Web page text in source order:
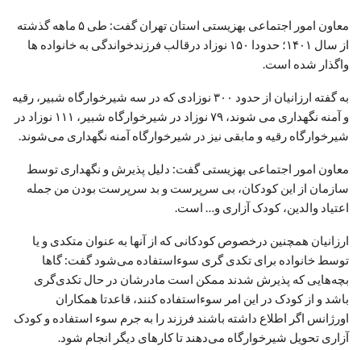
معاون امور اجتماعی بهزیستی استان تهران گفت: طی ۵ ماهه گذشته
از سال ۱۴۰۱؛ حدودا ۱۵۰ نوزاد درقالب فرزندخواندگی به خانواده ها
واگذار شده است.
به گفته ارزانیان از حدود ۳۰۰ نوزادی که در سه شیرخوارگاه شبیر، رقیه
و آمنه نگهداری می شوند، ۷۹ نوزاد در شیرخوارگاه شبیر، ۱۱۱ نوزاد در
شیرخوارگاه رقیه و مابقی نیز در شیرخوارگاه آمنه نگهداری می‌شوند.
معاون امور اجتماعی بهزیستی گفت: دلیل پذیرش و نگهداری توسط
سازمان از این کودکان، بی سرپرست و بد سرپرست بودن من جمله
اعتیاد والدین، کودک آزاری و… است.
ارزانیان همچنین درخصوص کودکانی که از آنها به عنوان متکدی و یا
توسط خانواده برای تکدی گری سوءاستفاده می‌شود گفت: گاها
بچه‌هایی که پذیرش شدند ممکن است مادرشان در حال تکدی‌گری
باشد و از کودک در این امر سوء‌استفاده کنند، قاعدتا همکاران
اورژانس اگر اطلاع داشته باشند فرزند را به جرم سوء استفاده و کودک
آزاری تحویل شیرخوارگاه می‌دهند تا کارهای دیگر انجام شود.